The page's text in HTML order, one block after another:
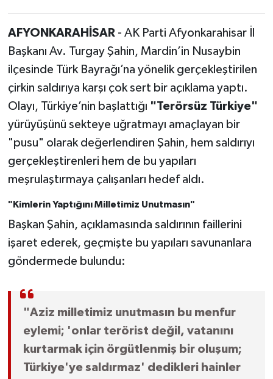
AFYONKARAHİSAR - AK Parti Afyonkarahisar İl
Başkanı Av. Turgay Şahin, Mardin’in Nusaybin
ilçesinde Türk Bayrağı’na yönelik gerçekleştirilen
çirkin saldırıya karşı çok sert bir açıklama yaptı.
Olayı, Türkiye’nin başlattığı "Terörsüz Türkiye"
yürüyüşünü sekteye uğratmayı amaçlayan bir
"pusu" olarak değerlendiren Şahin, hem saldırıyı
gerçekleştirenleri hem de bu yapıları
meşrulaştırmaya çalışanları hedef aldı.
"Kimlerin Yaptığını Milletimiz Unutmasın"
Başkan Şahin, açıklamasında saldırının faillerini
işaret ederek, geçmişte bu yapıları savunanlara
göndermede bulundu:
"Aziz milletimiz unutmasın bu menfur
eylemi; 'onlar terörist değil, vatanını
kurtarmak için örgütlenmiş bir oluşum;
Türkiye'ye saldırmaz' dedikleri hainler